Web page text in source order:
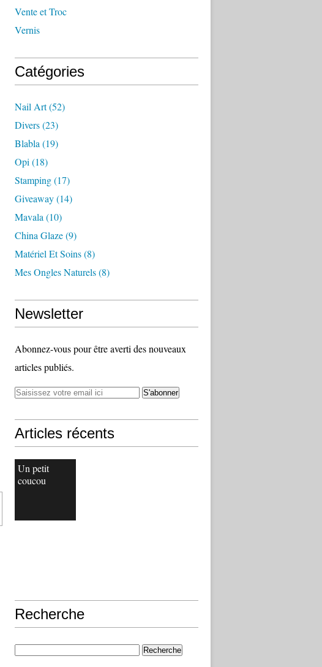
Vente et Troc
Vernis
Catégories
Nail Art(52)
Divers(23)
Blabla (19)
Opi (18)
Stamping(17)
Giveaway(14)
Mavala (10)
China Glaze(9)
Matériel Et Soins(8)
Mes Ongles Naturels(8)
Newsletter
Abonnez-vous pour être averti des nouveaux
articles publiés.
Articles récents
Un petit
coucou
Recherche